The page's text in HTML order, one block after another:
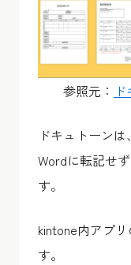
参照元：
ドキュトーン
Wordに転記せ
す。
kintone内アプ
す。